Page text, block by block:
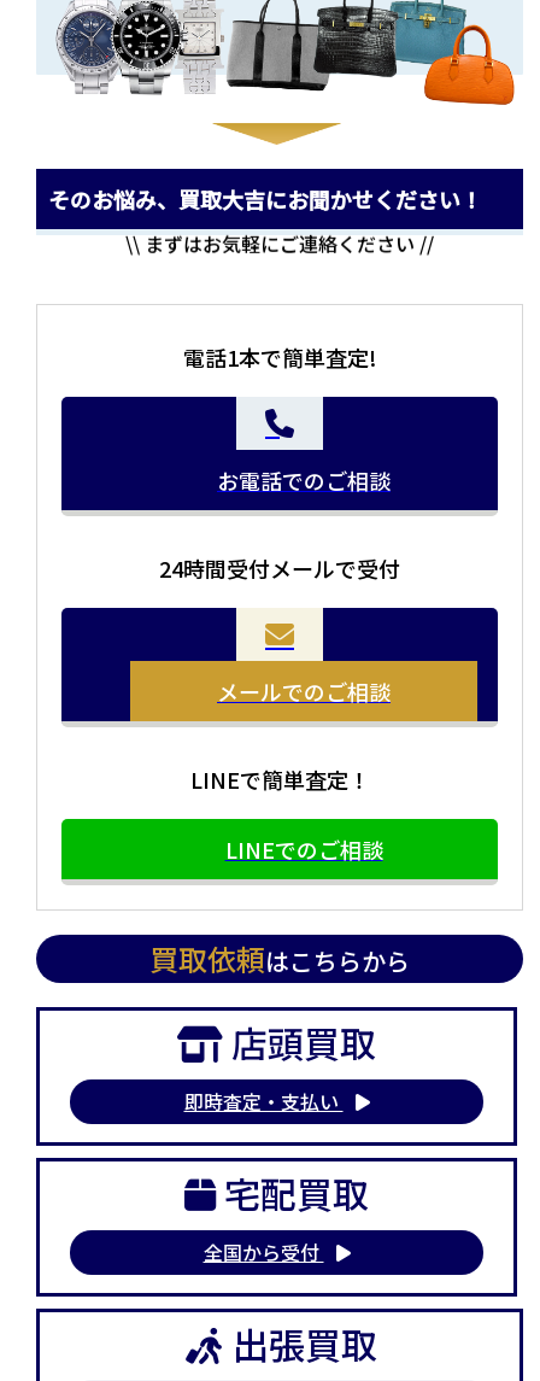
そのお悩み、買取大吉にお聞かせください！
電話1本で簡単査定!
お電話でのご相談
24時間受付メールで受付
メールでのご相談
LINEで簡単査定！
LINEでのご相談
買取依頼はこちらから
店頭買取
即時査定・支払い
宅配買取
全国から受付
出張買取